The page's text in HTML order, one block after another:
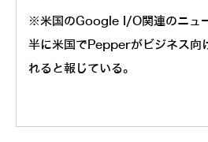
※米国のGoogle I/O関連のニュ
半に米国でPepperがビジネス向
れると報じている。